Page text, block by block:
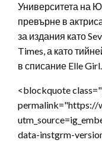
Университета на
превърне в
за издания като
Times, а като
в списание Elle Girl.
<blockquote
permalink="https://
data-instgrm-